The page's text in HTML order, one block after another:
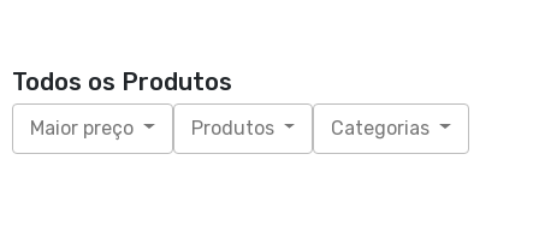
Todos os Produtos
Maior preço Produtos Categorias